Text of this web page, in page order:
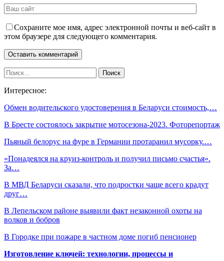
Сохраните мое имя, адрес электронной почты и веб-сайт в
этом браузере для следующего комментария.
Интересное:
Обмен водительского удостоверения в Беларуси стоимость,…
В Бресте состоялось закрытие мотосезона-2023. Фоторепортаж
Пьяный белорус на фуре в Германии протаранил мусорку.…
«Понадеялся на круиз-контроль и получил письмо счастья».
За…
В МВД Беларуси сказали, что подростки чаще всего крадут
друг…
В Лепельском районе выявили факт незаконной охоты на
волков и бобров
В Городке при пожаре в частном доме погиб пенсионер
Изготовление ключей: технологии, процессы и